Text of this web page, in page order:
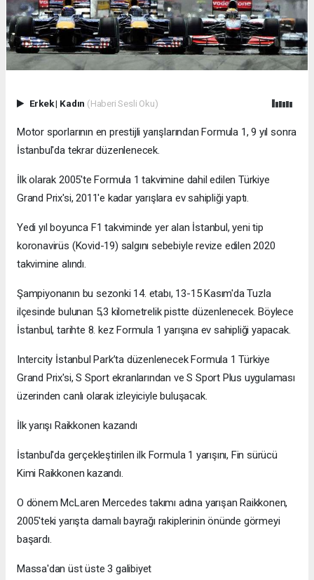
Erkek| Kadın (Haberi Sesli Oku)
Motor sporlarının en prestijli yarışlarından Formula 1, 9 yıl sonra
İstanbul'da tekrar düzenlenecek.
İlk olarak 2005'te Formula 1 takvimine dahil edilen Türkiye
Grand Prix'si, 2011'e kadar yarışlara ev sahipliği yaptı.
Yedi yıl boyunca F1 takviminde yer alan İstanbul, yeni tip
koronavirüs (Kovid-19) salgını sebebiyle revize edilen 2020
takvimine alındı.
Şampiyonanın bu sezonki 14. etabı, 13-15 Kasım'da Tuzla
ilçesinde bulunan 5,3 kilometrelik pistte düzenlenecek. Böylece
İstanbul, tarihte 8. kez Formula 1 yarışına ev sahipliği yapacak.
Intercity İstanbul Park’ta düzenlenecek Formula 1 Türkiye
Grand Prix'si, S Sport ekranlarından ve S Sport Plus uygulaması
üzerinden canlı olarak izleyiciyle buluşacak.
İlk yarışı Raikkonen kazandı
İstanbul'da gerçekleştirilen ilk Formula 1 yarışını, Fin sürücü
Kimi Raikkonen kazandı.
O dönem McLaren Mercedes takımı adına yarışan Raikkonen,
2005'teki yarışta damalı bayrağı rakiplerinin önünde görmeyi
başardı.
Massa'dan üst üste 3 galibiyet